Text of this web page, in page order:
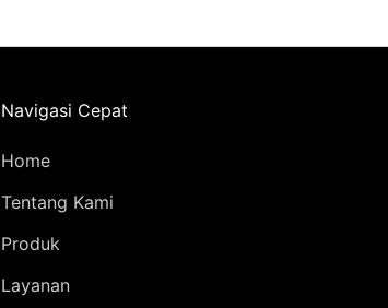
Navigasi Cepat
Home
Tentang Kami
Produk
Layanan